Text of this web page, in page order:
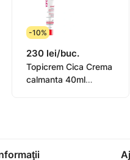
-10%
230 lei/buc.
Topicrem Cica Crema
calmanta 40ml